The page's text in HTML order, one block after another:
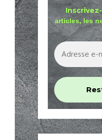
articles, les